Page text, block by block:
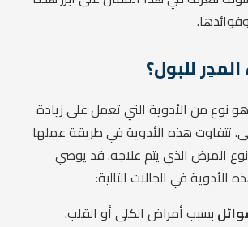
للبول؟
هو نوع من الأدوية التي تعمل على زيادة
تتفاوت هذه الأدوية في طريقة عملها
المرض الذي يتم علاجه. قد يوصي
الأدوية في الحالات التالية:
بسبب أمراض الكلى أو القلب.